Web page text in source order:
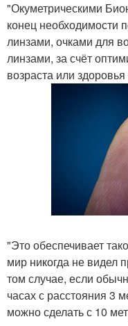
"Окуметрическими
конец необходимости
линзами, очками для
линзами, за счёт
возраста или
"Это обеспечивает
мир никогда не видел
том случае, если
часах с расстояния 3
можно сделать с 10